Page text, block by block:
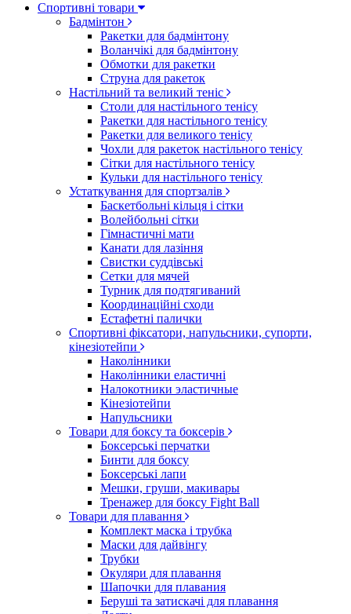
Спортивні товари
Бадмінтон
Ракетки для бадмінтону
Воланчікі для бадмінтону
Обмотки для ракетки
Струна для ракеток
Настільний та великий теніс
Столи для настільного тенісу
Ракетки для настільного тенісу
Ракетки для великого тенісу
Чохли для ракеток настільного тенісу
Сітки для настільного тенісу
Кульки для настільного тенісу
Устаткування для спортзалів
Баскетбольні кільця і сітки
Волейбольні сітки
Гімнастичні мати
Канати для лазіння
Свистки суддівські
Сетки для мячей
Турник для подтягиваний
Координаційні сходи
Естафетні палички
Спортивні фіксатори, напульсники, супорти,
кінезіотейпи
Наколінники
Наколінники еластичні
Налокотники эластичные
Кінезіотейпи
Напульсники
Товари для боксу та боксерів
Боксерські перчатки
Бинти для боксу
Боксерські лапи
Мешки, груши, макивары
Тренажер для боксу Fight Ball
Товари для плавання
Комплект маска і трубка
Маски для дайвінгу
Трубки
Окуляри для плавання
Шапочки для плавания
Беруші та затискачі для плавання